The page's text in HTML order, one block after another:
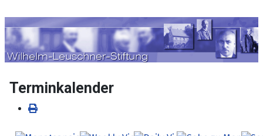
Terminkalender